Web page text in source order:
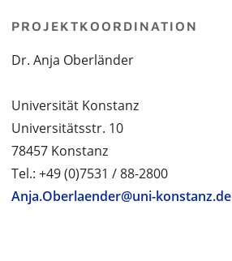
PROJEKTKOORDINATION
Dr. Anja Oberländer
Universität Konstanz
Universitätsstr. 10
78457 Konstanz
Tel.: +49 (0)7531 / 88-2800
Anja.Oberlaender@uni-konstanz.de